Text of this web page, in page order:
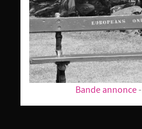
Bande annonce-